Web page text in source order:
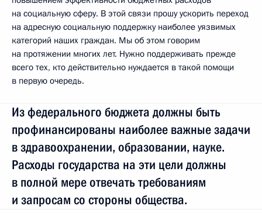
на социальную сферу. В этой связи прошу ускорить переход
на адресную социальную поддержку наиболее уязвимых
категорий наших граждан. Мы об этом говорим
на протяжении многих лет. Нужно поддерживать прежде
всего тех, кто действительно нуждается в такой помощи
в первую очередь.
Из федерального бюджета должны быть
профинансированы наиболее важные задачи
в здравоохранении, образовании, науке.
Расходы государства на эти цели должны
в полной мере отвечать требованиям
и запросам со стороны общества.